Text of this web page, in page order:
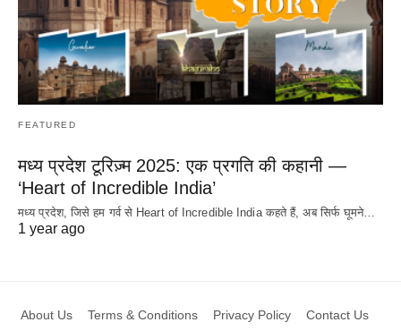
FEATURED
मध्य प्रदेश टूरिज़्म 2025: एक प्रगति की कहानी —
‘Heart of Incredible India’
मध्य प्रदेश, जिसे हम गर्व से Heart of Incredible India कहते हैं, अब सिर्फ घूमने…
1 year ago
About Us Terms & Conditions Privacy Policy Contact Us